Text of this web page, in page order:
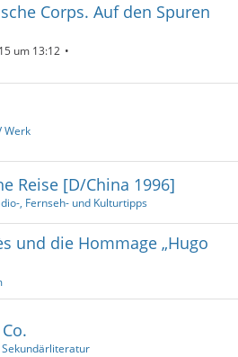
Corps. Auf den Spuren
um 13:12
Werk
Reise [D/China 1996]
, Fernseh- und Kulturtipps
und die Hommage „Hugo
Sekundärliteratur